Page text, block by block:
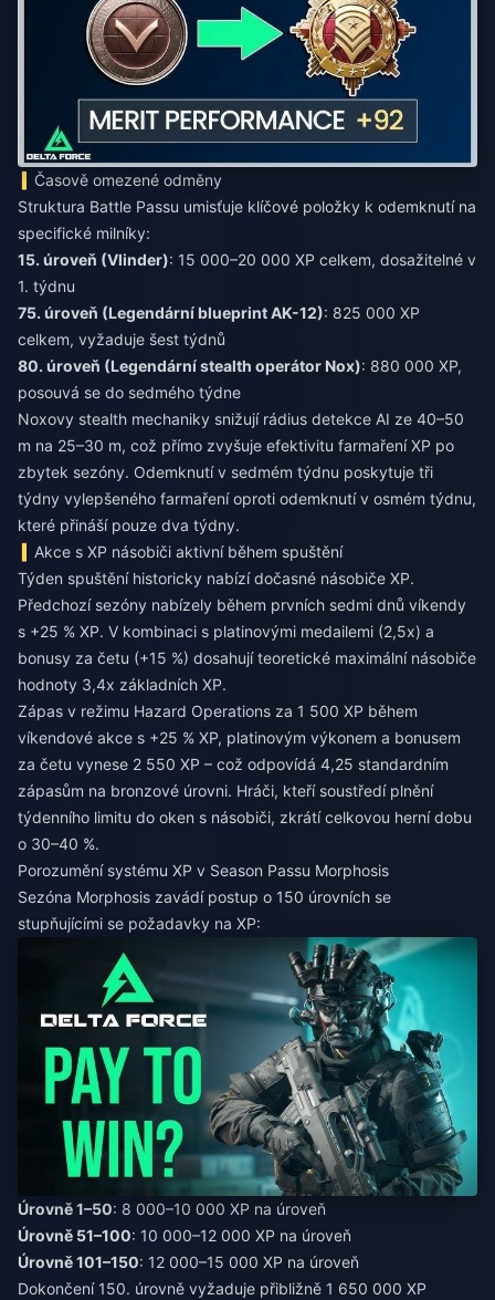
Časově omezené odměny
Struktura Battle Passu umisťuje klíčové položky k odemknutí na
specifické milníky:
15. úroveň (Vlinder): 15 000–20 000 XP celkem, dosažitelné v
1. týdnu
75. úroveň (Legendární blueprint AK-12): 825 000 XP
celkem, vyžaduje šest týdnů
80. úroveň (Legendární stealth operátor Nox): 880 000 XP,
posouvá se do sedmého týdne
Noxovy stealth mechaniky snižují rádius detekce AI ze 40–50
m na 25–30 m, což přímo zvyšuje efektivitu farmaření XP po
zbytek sezóny. Odemknutí v sedmém týdnu poskytuje tři
týdny vylepšeného farmaření oproti odemknutí v osmém týdnu,
které přináší pouze dva týdny.
Akce s XP násobiči aktivní během spuštění
Týden spuštění historicky nabízí dočasné násobiče XP.
Předchozí sezóny nabízely během prvních sedmi dnů víkendy
s +25 % XP. V kombinaci s platinovými medailemi (2,5x) a
bonusy za četu (+15 %) dosahují teoretické maximální násobiče
hodnoty 3,4x základních XP.
Zápas v režimu Hazard Operations za 1 500 XP během
víkendové akce s +25 % XP, platinovým výkonem a bonusem
za četu vynese 2 550 XP – což odpovídá 4,25 standardním
zápasům na bronzové úrovni. Hráči, kteří soustředí plnění
týdenního limitu do oken s násobiči, zkrátí celkovou herní dobu
o 30–40 %.
Porozumění systému XP v Season Passu Morphosis
Sezóna Morphosis zavádí postup o 150 úrovních se
stupňujícími se požadavky na XP:
Úrovně 1–50: 8 000–10 000 XP na úroveň
Úrovně 51–100: 10 000–12 000 XP na úroveň
Úrovně 101–150: 12 000–15 000 XP na úroveň
Dokončení 150. úrovně vyžaduje přibližně 1 650 000 XP